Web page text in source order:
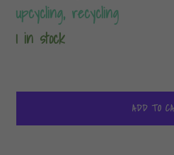
upcycling, recycling
1 in stock
Toy
-
ADD TO